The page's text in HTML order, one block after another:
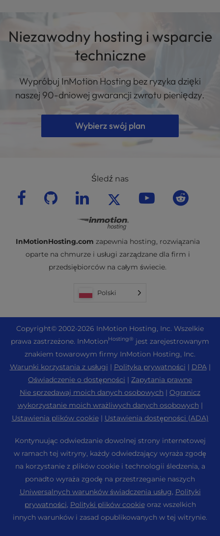
Niezawodny hosting i wsparcie
techniczne
Wypróbuj InMotion Hosting bez ryzyka dzięki
naszej 90-dniowej gwarancji zwrotu pieniędzy.
Wybierz swój plan
InMotionHosting.com zapewnia hosting, rozwiązania
oparte na chmurze i usługi zarządzane dla firm i
przedsiębiorców na całym świecie.
Polski
Śledź nas
Copyright© 2002-2026 InMotion Hosting, Inc. Wszelkie
prawa zastrzeżone. InMotionHosting® jest zarejestrowanym
znakiem towarowym firmy InMotion Hosting, Inc.
Warunki korzystania z usługi | Polityka prywatności | DPA|
Oświadczenie o dostępności | Zapytania prawne
Nie sprzedawaj moich danych osobowych | Ogranicz
wykorzystanie moich wrażliwych danych osobowych |
Ustawienia plików cookie| Ustawienia dostępności (ADA)
Kontynuując odwiedzanie dowolnej strony internetowej
w ramach tej witryny, każdy odwiedzający wyraża zgodę
na korzystanie z plików cookie i technologii śledzenia, a
ponadto wyraża zgodę na przestrzeganie naszych
Uniwersalnych warunków świadczenia usług, Polityki
prywatności, Polityki plików cookieoraz wszelkich
innych warunków i zasad opublikowanych w tej witrynie.